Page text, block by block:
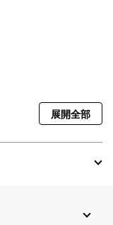
展開全部